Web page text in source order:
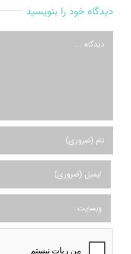
دیدگاه خود را بنویسید
دیدگاه